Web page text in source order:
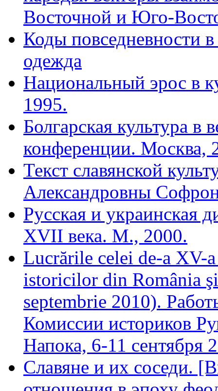
Восточной и Юго-
Коды повседневности
одежда
Национальный эрос в
1995.
Болгарская культура в
конференции. Москва,
Текст славянской
Александровны
Русская и украинская
XVII века. М., 2000.
Lucrările celei de-a XV-
istoricilor din România
septembrie 2010).
Комиссии историков
Напока, 6-11 сентября
Славяне и их соседи.